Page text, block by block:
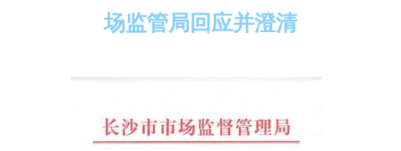
场监管局回应并澄清